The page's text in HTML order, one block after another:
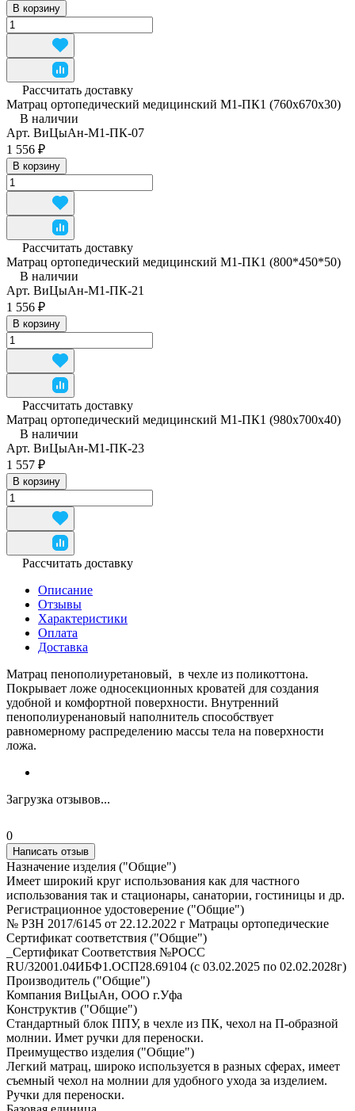
В корзину
Рассчитать доставку
Матрац ортопедический медицинский М1-ПК1 (760x670x30)
В наличии
Арт. ВиЦыАн-М1-ПК-07
1 556 ₽
В корзину
Рассчитать доставку
Матрац ортопедический медицинский М1-ПК1 (800*450*50)
В наличии
Арт. ВиЦыАн-М1-ПК-21
1 556 ₽
В корзину
Рассчитать доставку
Матрац ортопедический медицинский М1-ПК1 (980x700x40)
В наличии
Арт. ВиЦыАн-М1-ПК-23
1 557 ₽
В корзину
Рассчитать доставку
Описание
Отзывы
Характеристики
Оплата
Доставка
Матрац пенополиуретановый, в чехле из поликоттона.
Покрывает ложе односекционных кроватей для создания
удобной и комфортной поверхности. Внутренний
пенополиуренановый наполнитель способствует
равномерному распределению массы тела на поверхности
ложа.
Загрузка отзывов...
0
Написать отзыв
Назначение изделия ("Общие")
Имеет широкий круг использования как для частного
использования так и стационары, санатории, гостиницы и др.
Регистрационное удостоверение ("Общие")
№ РЗН 2017/6145 от 22.12.2022 г Матрацы ортопедические
Сертификат соответствия ("Общие")
_Сертификат Соответствия №РОСС
RU/32001.04ИБФ1.ОСП28.69104 (с 03.02.2025 по 02.02.2028г)
Производитель ("Общие")
Компания ВиЦыАн, ООО г.Уфа
Конструктив ("Общие")
Стандартный блок ППУ, в чехле из ПК, чехол на П-образной
молнии. Имет ручки для переноски.
Преимущество изделия ("Общие")
Легкий матрац, широко используется в разных сферах, имеет
съемный чехол на молнии для удобного ухода за изделием.
Ручки для переноски.